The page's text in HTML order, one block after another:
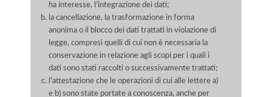
ha interesse, l'integrazione dei dati;
la cancellazione, la trasformazione in forma
anonima o il blocco dei dati trattati in violazione di
legge, compresi quelli di cui non è necessaria la
conservazione in relazione agli scopi per i quali i
dati sono stati raccolti o successivamente trattati;
l'attestazione che le operazioni di cui alle lettere a)
e b) sono state portate a conoscenza, anche per